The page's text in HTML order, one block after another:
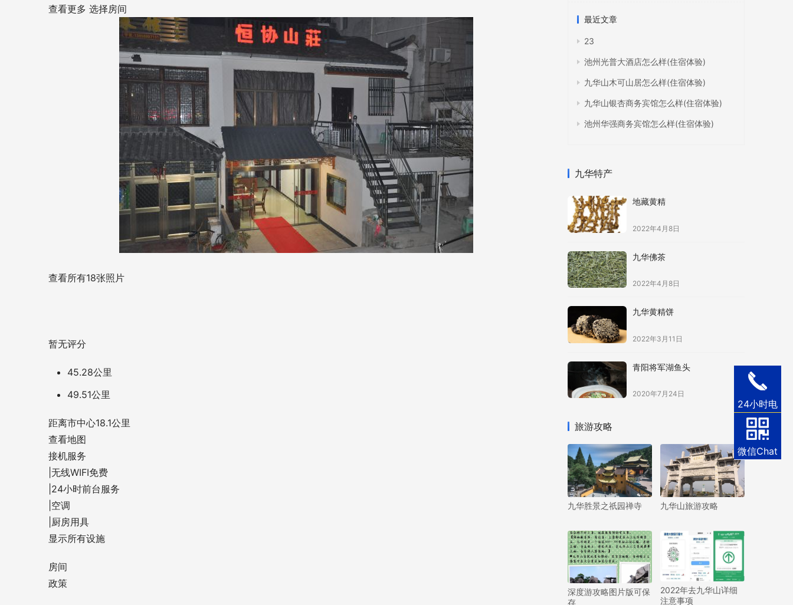
查看更多 选择房间
查看所有18张照片
暂无评分
45.28公里
49.51公里
距离市中心18.1公里
查看地图
接机服务
无线WIFI免费
24小时前台服务
空调
厨房用具
显示所有设施
房间
政策
最近文章
23
池州光普大酒店怎么样(住宿体验)
九华山木可山居怎么样(住宿体验)
九华山银杏商务宾馆怎么样(住宿体验)
池州华强商务宾馆怎么样(住宿体验)
九华特产
地藏黄精
2022年4月8日
九华佛茶
2022年4月8日
九华黄精饼
2022年3月11日
青阳将军湖鱼头
2020年7月24日
旅游攻略
九华胜景之祇园禅寺 九华山旅游攻略
深度游攻略图片版可保
存
2022年去九华山详细
注意事项
24小时电
话
微信Chat